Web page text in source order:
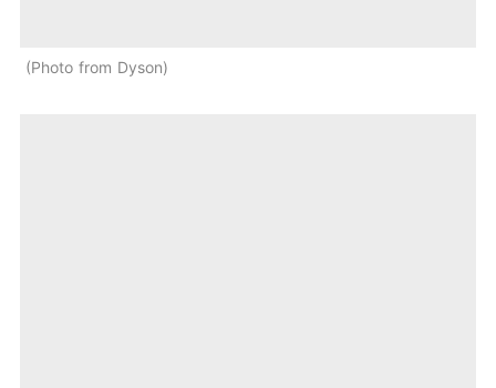
Photo from Dyson